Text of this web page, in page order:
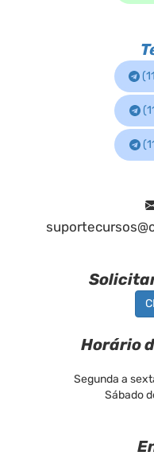
Horário
Segunda a
Sábado